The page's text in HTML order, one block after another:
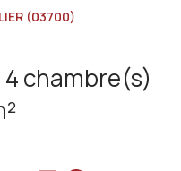
+12
(03700)